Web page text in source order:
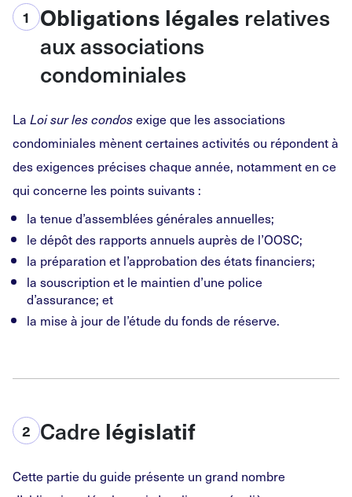
1 Obligations légales relatives
aux associations
condominiales
La Loi sur les condosexige que les associations
condominiales mènent certaines activités ou répondent à
des exigences précises chaque année, notamment en ce
qui concerne les points suivants :
la tenue d’assemblées générales annuelles;
le dépôt des rapports annuels auprès de l’OOSC;
la préparation et l’approbation des états financiers;
la souscription et le maintien d’une police
d’assurance; et
la mise à jour de l’étude du fonds de réserve.
2 Cadre législatif
Cette partie du guide présente un grand nombre